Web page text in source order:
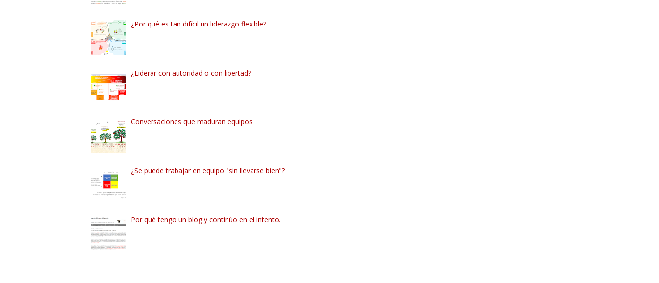
¿Por qué es tan difícil un liderazgo flexible?
¿Liderar con autoridad o con libertad?
Conversaciones que maduran equipos
¿Se puede trabajar en equipo "sin llevarse bien"?
Por qué tengo un blog y continúo en el intento.